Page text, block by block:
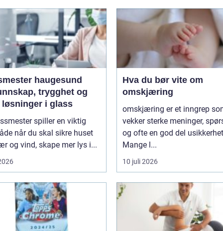
haugesund
trygghet og
løsninger i glass
spiller en viktig
når du skal sikre huset
og vind, skape mer lys i...
Hva du bør vite om
omskjæring
omskjæring er et inngrep
vekker sterke meninger,
og ofte en god del
Mange l...
10 juli 2026